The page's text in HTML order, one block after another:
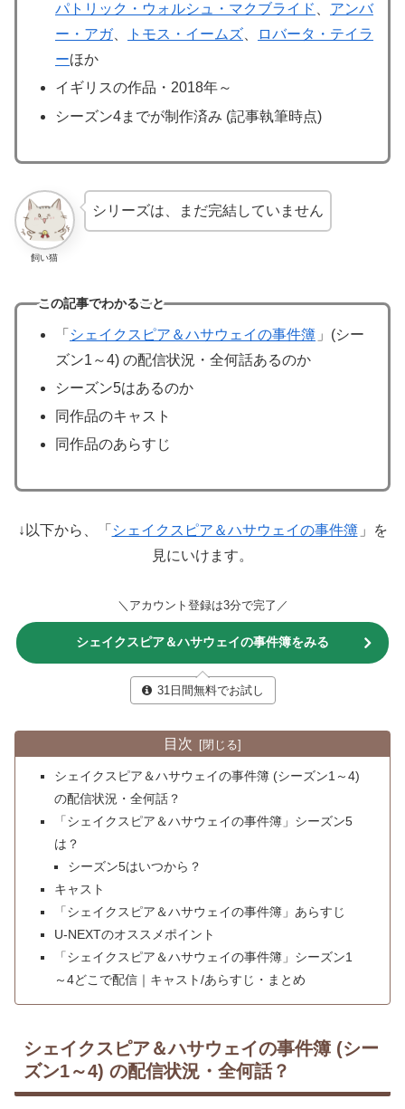
パトリック・ウォルシュ・マクブライド
アンバ
ー・アガ、 トモス・イームズ、
ロバータ・テイラ
ーほか
イギリスの作品・2018年～
シーズン4までが制作済み (記事執筆時点)
飼い猫
シリーズは、まだ完結していません
この記事でわかること
「 シェイクスピア＆ハサウェイの事件簿 」(シー
ズン1～4) の配信状況・全何話あるのか
シーズン5はあるのか
同作品のキャスト
同作品のあらすじ
↓以下から、「 シェイクスピア＆ハサウェイの事件簿 」を
見にいけます。
＼アカウント登録は3分で完了／
シェイクスピア＆ハサウェイの事件簿をみる
31日間無料でお試し
目次
シェイクスピア＆ハサウェイの事件簿 (シーズン1～4)
の配信状況・全何話？
「シェイクスピア＆ハサウェイの事件簿」シーズン5
は？
シーズン5はいつから？
キャスト
「シェイクスピア＆ハサウェイの事件簿」あらすじ
U-NEXTのオススメポイント
「シェイクスピア＆ハサウェイの事件簿」シーズン1
～4どこで配信｜キャスト/あらすじ・まとめ
シェイクスピア＆ハサウェイの事件簿 (シー
ズン1～4) の配信状況・全何話？